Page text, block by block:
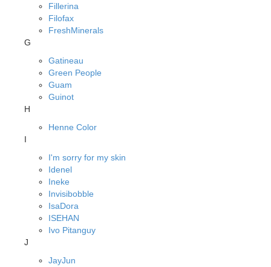
Fillerina
Filofax
FreshMinerals
G
Gatineau
Green People
Guam
Guinot
H
Henne Color
I
I'm sorry for my skin
Idenel
Ineke
Invisibobble
IsaDora
ISEHAN
Ivo Pitanguy
J
JayJun